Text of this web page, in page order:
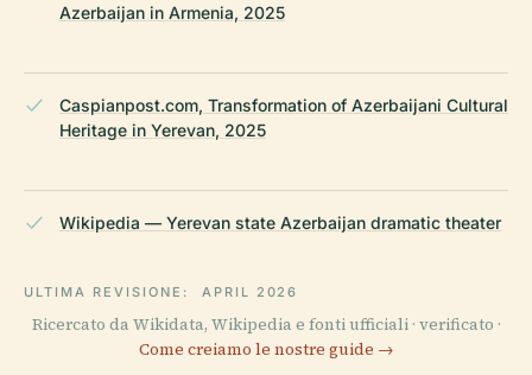
Azerbaijan in Armenia, 2025
Caspianpost.com, Transformation of Azerbaijani Cultural
Heritage in Yerevan, 2025
Wikipedia — Yerevan state Azerbaijan dramatic theater
ULTIMA REVISIONE: APRIL 2026
Ricercato da Wikidata, Wikipedia e fonti ufficiali · verificato ·
Come creiamo le nostre guide →